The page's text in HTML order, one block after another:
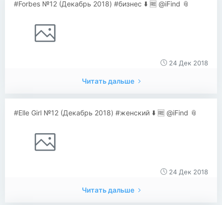
#Forbes №12 (Декабрь 2018) #бизнес ⬇️ 🆓 @iFind 📎
24 Дек 2018
Читать дальше
#Elle Girl №12 (Декабрь 2018) #женский ⬇️ 🆓 @iFind 📎
24 Дек 2018
Читать дальше